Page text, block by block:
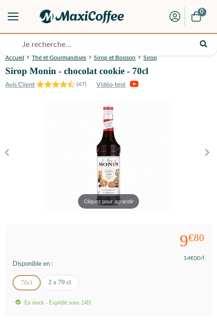
0
Accueil Thé et Gourmandises Sirop et Boisson Sirop
Sirop Monin - chocolat cookie - 70cl
(47)
Cliquez pour agrandir
9€80
14€00/l
Disponible en :
70cl 2 x 70 cl
En stock - Expédié sous 24H